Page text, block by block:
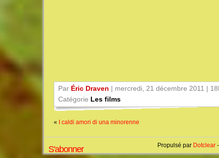
Par Éric Draven | mercredi, 21 décembre 2011 |
Catégorie Les films
« I caldi amori di una minorenne
S'abonner Propulsé par Dotclear